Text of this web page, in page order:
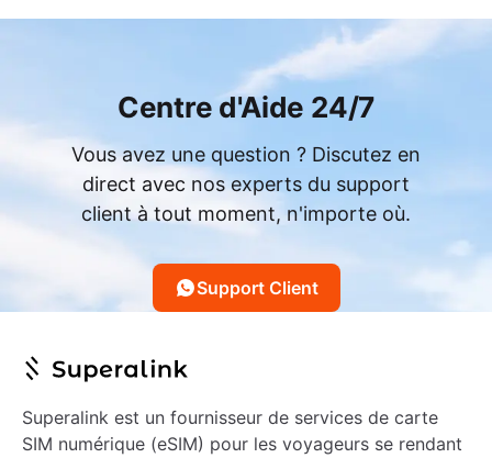
Centre d'Aide 24/7
Vous avez une question ? Discutez en
direct avec nos experts du support
client à tout moment, n'importe où.
Support Client
Superalink est un fournisseur de services de carte
SIM numérique (eSIM) pour les voyageurs se rendant